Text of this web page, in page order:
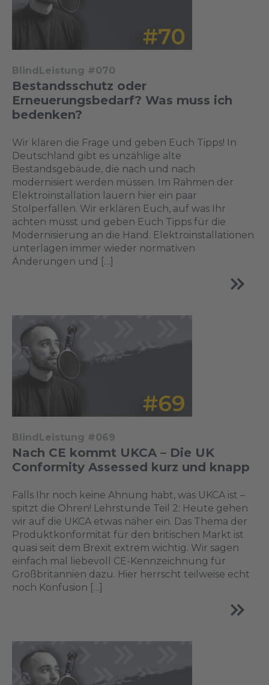
BlindLeistung #070
Bestandsschutz oder
Erneuerungsbedarf? Was muss ich
bedenken?
Wir klären die Frage und geben Euch Tipps! In
Deutschland gibt es unzählige alte
Bestandsgebäude, die nach und nach
modernisiert werden müssen. Im Rahmen der
Elektroinstallation lauern hier ein paar
Stolperfallen. Wir erklären Euch, auf was Ihr
achten müsst und geben Euch Tipps für die
Modernisierung an die Hand. Elektroinstallationen
unterlagen immer wieder normativen
Änderungen und […]
BlindLeistung #069
Nach CE kommt UKCA – Die UK
Conformity Assessed kurz und knapp
Falls Ihr noch keine Ahnung habt, was UKCA ist –
spitzt die Ohren! Lehrstunde Teil 2: Heute gehen
wir auf die UKCA etwas näher ein. Das Thema der
Produktkonformität für den britischen Markt ist
quasi seit dem Brexit extrem wichtig. Wir sagen
einfach mal liebevoll CE-Kennzeichnung für
Großbritannien dazu. Hier herrscht teilweise echt
noch Konfusion […]